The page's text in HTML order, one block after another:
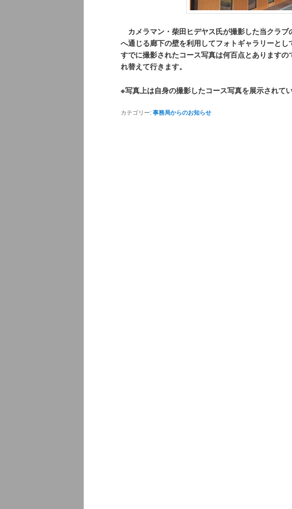
カメラマン・柴田ヒデヤス氏が撮影した当クラ
へ通じる廊下の壁を利用してフォトギャラリーとし
すでに撮影されたコース写真は何百点とあります
れ替えて行きます。
※写真上は自身の撮影したコース写真を展示されて
カテゴリー:事務局からのお知らせ